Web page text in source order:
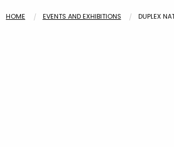
HOME EVENTS AND EXHIBITIONS DUPLEX